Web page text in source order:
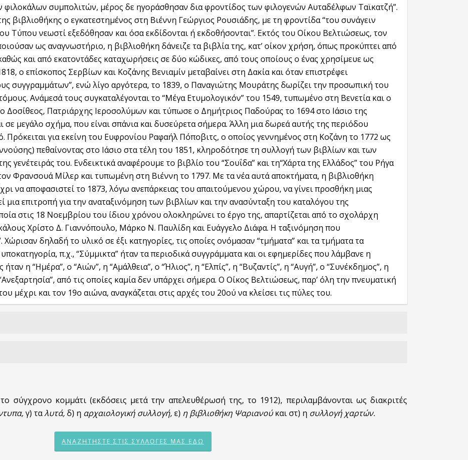
συμπολιτών, μέρος δε ηγοράσθησαν δια φροντίδος των φιλογενών Αυταδέλφων Ταϊκατζή”.
βιβλιοθήκης ο εγκατεστημένος στη Βιέννη Γεώργιος Ρουσιάδης, με τη φροντίδα “του συνάγειν
Τύπου νεωστί εξεδόθησαν και όσα εκδίδονται ή εκδοθήσονται”. Εκτός του Οίκου Βελτιώσεως, τον
ως αναγνωστήριο, η βιβλιοθήκη δάνειζε τα βιβλία της, κατ’ οίκον χρήση, όπως προκύπτει από
και από εκατοντάδες καταχωρήσεις σε δύο κώδικες, από τους οποίους ο ένας χρησίμευε ως
ο επίσκοπος Σερβίων και Κοζάνης Βενιαμίν μεταβαίνει στη Δακία και όταν επιστρέφει
συγγραμμάτων”, ενώ λίγο αργότερα, το 1839, ο Παναγιώτης Μουράτης δωρίζει την προσωπική του
Ανάμεσά τους συγκαταλέγονται το “Μέγα Ετυμολογικόν” του 1549, τυπωμένο στη Βενετία και ο
Δοσίθεος, Πατριάρχης Ιεροσολύμων και τύπωσε ο Δημήτριος Παδούρας το 1694 στο Ιάσιο της
μεγάλο σχήμα, που είναι σπάνια και δυσεύρετα σήμερα. Άλλη μια δωρεά αυτής της περιόδου
Πρόκειται για εκείνη του Ευφρονίου Ραφαήλ Πόποβιτς, ο οποίος γεννημένος στη Κοζάνη το 1772 ως
πεθαίνοντας στο Ιάσιο στα τέλη του 1851, κληροδότησε τη συλλογή των βιβλίων και των
γενέτειράς του. Ενδεικτικά αναφέρουμε το βιβλίο του “Σουΐδα” και τη“Χάρτα της Ελλάδος” του Ρήγα
Φρανσουά Μίλερ και τυπωμένη στη Βιέννη το 1797. Με τα νέα αυτά αποκτήματα, η βιβλιοθήκη
να αποφασιστεί το 1873, λόγω ανεπάρκειας του απαιτούμενου χώρου, να γίνει προσθήκη μιας
μια επιτροπή για την αναταξινόμηση των βιβλίων και την ανασύνταξη του καταλόγου της
στις 18 Νοεμβρίου του ίδιου χρόνου ολοκληρώνει το έργο της, απαρτίζεται από το σχολάρχη
Χρίστο Δ. Γιαννόπουλο, Μάρκο Ν. Παυλίδη και Ευάγγελο Διάφα. Η ταξινόμηση που
δηλαδή το υλικό σε έξι κατηγορίες, τις οποίες ονόμασαν “τμήματα” και τα τμήματα τα
π.χ., “Σύμμικτα” ήταν τα περιοδικά συγγράμματα και οι εφημερίδες που λάμβανε η
η “Ημέρα”, ο “Αιών”, η “Αμάλθεια”, ο “Ήλιος”, η “Ελπίς”, η “Βυζαντίς”, η “Αυγή”, ο “Συνέκδημος”, η
από τις οποίες καμία δεν υπάρχει σήμερα. Ο Οίκος Βελτιώσεως, παρ’ όλη την πνευματική
μέχρι και τον 19ο αιώνα, αναγκάζεται στις αρχές του 20ού να κλείσει τις πύλες του.
σύγχρονο κομμάτι (εκδόσεις μετά την απελευθέρωσή της, το 1912), περιλαμβάνονται ως διακριτές
γ) ταλυτά,δ) η αρχαιολογική συλλογή,ε) η βιβλιοθήκη Ψαριανούκαι στ) η συλλογή χαρτών.
ΑΝΑΖΗΤΉΣΤΕ ΣΤΙΣ ΣΥΛΛΟΓΈΣ ΜΑΣ ΕΔΏ